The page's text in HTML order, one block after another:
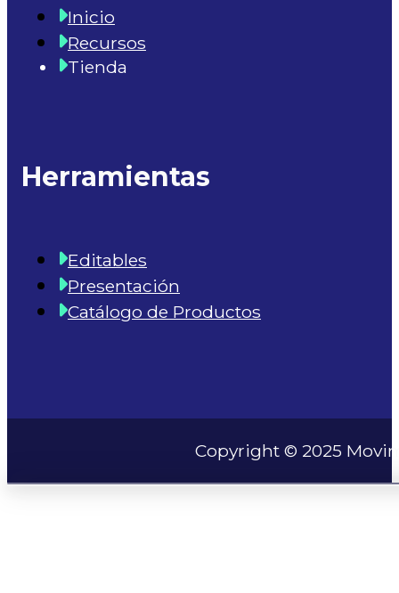
Inicio
Recursos
Tienda
Herramientas
Editables
Presentación
Catálogo de Productos
Copyright © 2025